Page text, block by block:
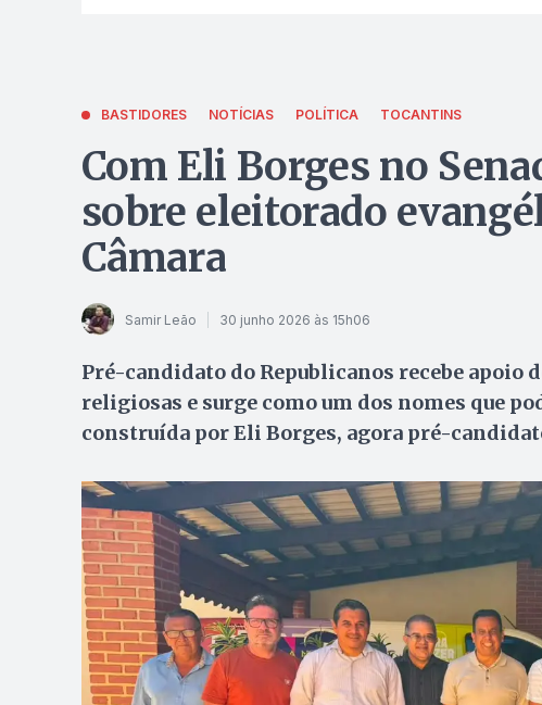
BASTIDORES NOTÍCIAS POLÍTICA TOCANTINS
Com Eli Borges no
sobre eleitorado
Câmara
Samir Leão 30 junho 2026 às 15h06
Pré-candidato do Republicanos recebe
religiosas e surge como um dos nomes que
construída por Eli Borges, agora pré-